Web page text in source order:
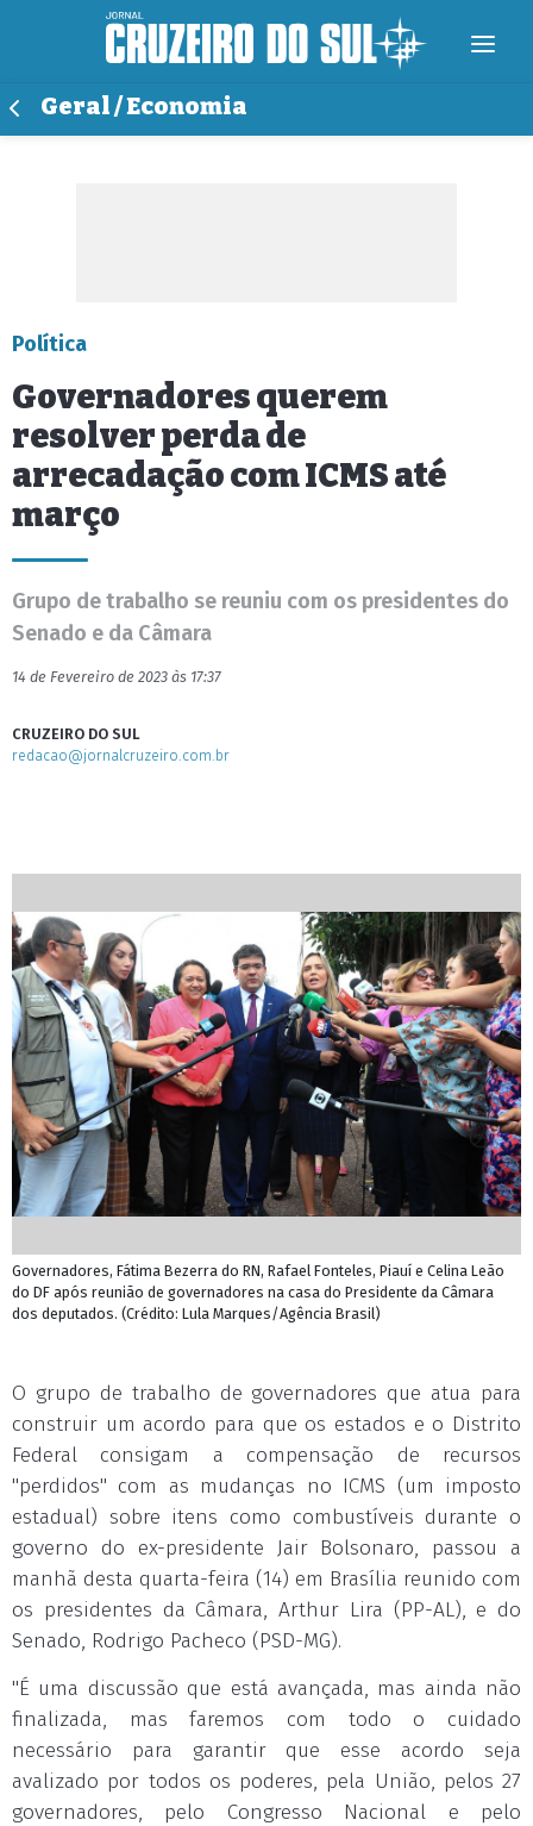
Geral / Economia
Política
Governadores querem
resolver perda de
arrecadação com ICMS até
março
Grupo de trabalho se reuniu com os presidentes do
Senado e da Câmara
14 de Fevereiro de 2023 às 17:37
CRUZEIRO DO SUL
redacao@jornalcruzeiro.com.br
Governadores, Fátima Bezerra do RN, Rafael Fonteles, Piauí e Celina Leão
do DF após reunião de governadores na casa do Presidente da Câmara
dos deputados. (Crédito: Lula Marques/Agência Brasil)
O grupo de trabalho de governadores que atua para
construir um acordo para que os estados e o Distrito
Federal consigam a compensação de recursos
"perdidos" com as mudanças no ICMS (um imposto
estadual) sobre itens como combustíveis durante o
governo do ex-presidente Jair Bolsonaro, passou a
manhã desta quarta-feira (14) em Brasília reunido com
os presidentes da Câmara, Arthur Lira (PP-AL), e do
Senado, Rodrigo Pacheco (PSD-MG).
"É uma discussão que está avançada, mas ainda não
finalizada, mas faremos com todo o cuidado
necessário para garantir que esse acordo seja
avalizado por todos os poderes, pela União, pelos 27
governadores, pelo Congresso Nacional e pelo